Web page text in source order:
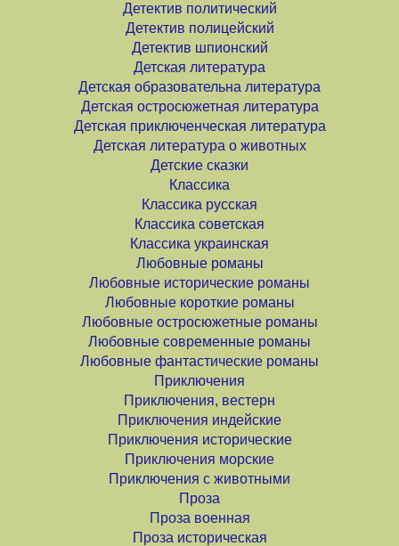
Детектив политический
Детектив полицейский
Детектив шпионский
Детская литература
Детская образовательна литература
Детская остросюжетная литература
Детская приключенческая литература
Детская литература о животных
Детские сказки
Классика
Классика русская
Классика советская
Классика украинская
Любовные романы
Любовные исторические романы
Любовные короткие романы
Любовные остросюжетные романы
Любовные современные романы
Любовные фантастические романы
Приключения
Приключения, вестерн
Приключения индейские
Приключения исторические
Приключения морские
Приключения с животными
Проза
Проза военная
Проза историческая